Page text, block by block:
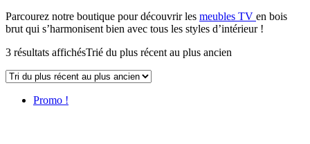
Parcourez notre boutique pour découvrir les meubles TV en bois
brut qui s’harmonisent bien avec tous les styles d’intérieur !
3 résultats affichésTrié du plus récent au plus ancien
Promo !